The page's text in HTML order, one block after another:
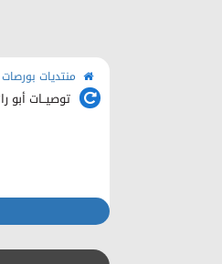
منتديات بورصات
توصيــات أبو